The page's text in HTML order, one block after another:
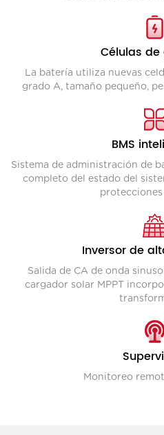
Células
La batería utiliza nuevas
grado A, tamaño pequeño,
BMS
Sistema de administración de
completo del estado del
Inversor de
Salida de CA de onda
cargador solar MPPT
Monitoreo